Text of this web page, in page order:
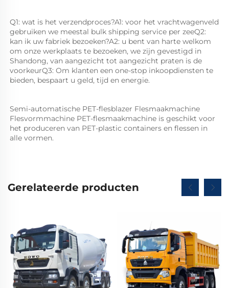
Q1: wat is het verzendproces?A1: voor het vrachtwagenveld
gebruiken we meestal bulk shipping service per zeeQ2:
kan ik uw fabriek bezoeken?A2: u bent van harte welkom
om onze werkplaats te bezoeken, we zijn gevestigd in
Shandong, van aangezicht tot aangezicht praten is de
voorkeurQ3: Om klanten een one-stop inkoopdiensten te
bieden, bespaart u geld, tijd en energie.
Semi-automatische PET-flesblazer Flesmaakmachine
Flesvormmachine PET-flesmaakmachine is geschikt voor
het produceren van PET-plastic containers en flessen in
alle vormen.
Gerelateerde producten